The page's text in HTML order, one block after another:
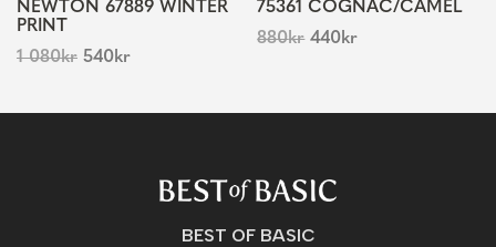
NEWTON 67889 WINTER
PRINT
1 080kr 540kr
75361 COGNAC/CAMEL
880kr 440kr
BEST OF BASIC